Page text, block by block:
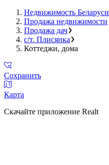
Недвижимость Беларуси
Продажа недвижимости
Продажа дач
с/т. Плисянка
Коттеджи, дома
Сохранить
Карта
Скачайте приложение Realt